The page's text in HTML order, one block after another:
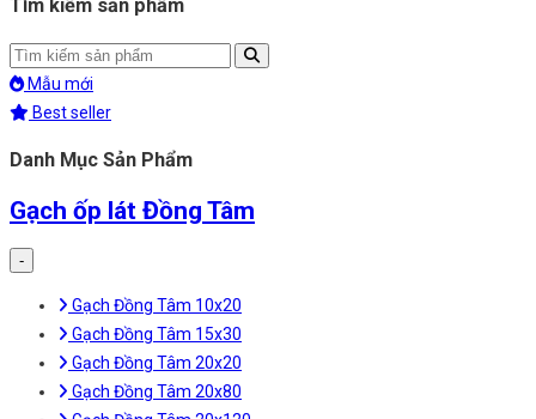
Tìm kiếm sản phẩm
Mẫu mới
Best seller
Danh Mục Sản Phẩm
Gạch ốp lát Đồng Tâm
-
Gạch Đồng Tâm 10x20
Gạch Đồng Tâm 15x30
Gạch Đồng Tâm 20x20
Gạch Đồng Tâm 20x80